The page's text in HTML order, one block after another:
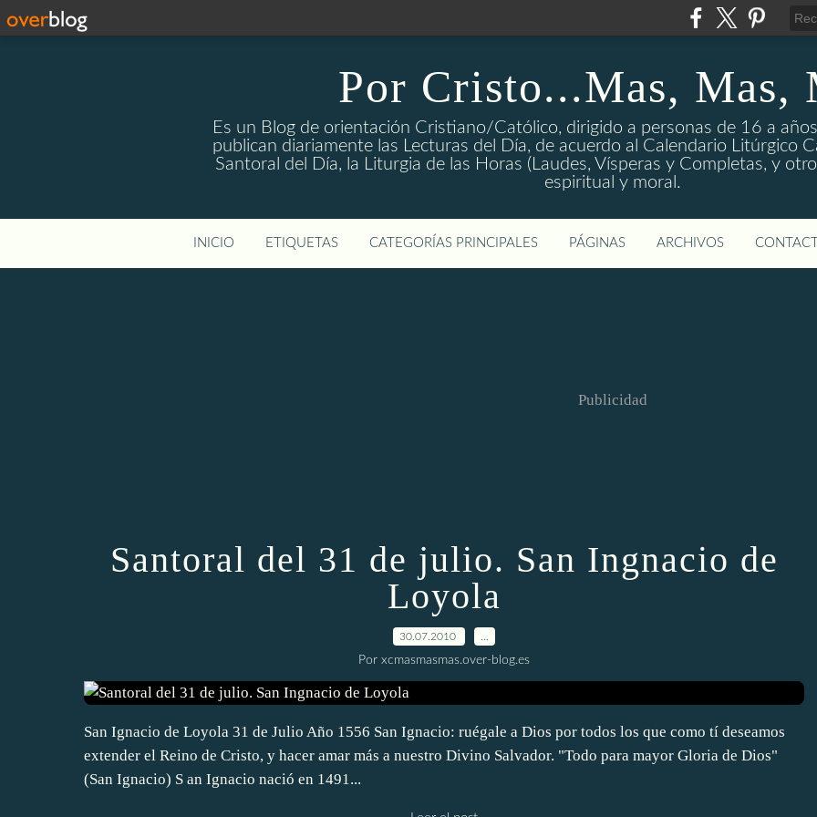
Por Cristo...Mas, Mas,
Es un Blog de orientación Cristiano/Católico, dirigido a personas de 16 a
publican diariamente las Lecturas del Día, de acuerdo al Calendario Litúrgico
Santoral del Día, la Liturgia de las Horas (Laudes, Vísperas y Completas, y
espiritual y moral.
INICIO ETIQUETAS CATEGORÍAS PRINCIPALES PÁGINAS ARCHIVOS
Publicidad
Santoral del 31 de julio. San Ingnacio de
Loyola
30.07.2010
Por xcmasmasmas.over-blog.es
San Ignacio de Loyola 31 de Julio Año 1556 San Ignacio: ruégale a Dios por todos los que como tí deseamos
extender el Reino de Cristo, y hacer amar más a nuestro Divino Salvador. "Todo para mayor Gloria de Dios"
(San Ignacio) S an Ignacio nació en 1491...